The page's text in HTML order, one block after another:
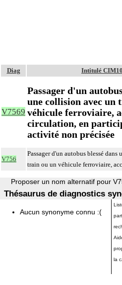
Diag Intitulé CIM10
V7569
Passager d'un
une collision avec un
véhicule ferroviaire,
circulation, en
activité non précisée
V756
Passager d'un autobus blessé
train ou un véhicule ferroviaire,
Proposer un nom alternatif pour
Thésaurus de diagnostics
Aucun synonyme connu :(
la